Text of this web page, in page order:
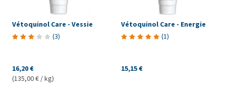
Vétoquinol Care - Vessie
(3)
16,20 €
(135,00 € / kg)
Vétoquinol Care - Energie
(1)
15,15 €